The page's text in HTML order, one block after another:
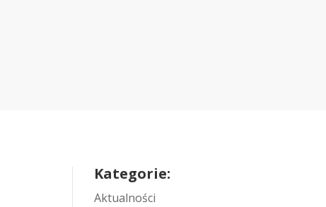
Kategorie:
Aktualności